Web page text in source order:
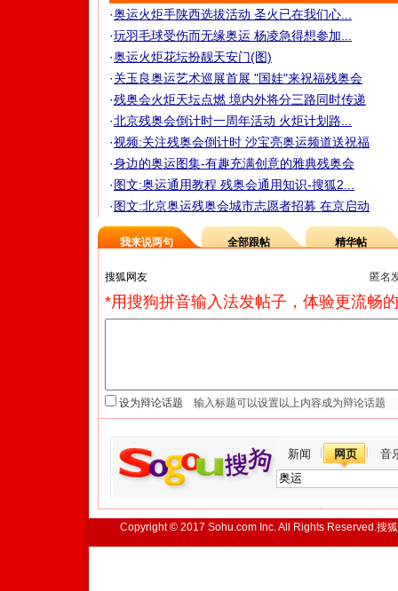
·奥运火炬手陕西选拔活动 圣火已在我们心...
·玩羽毛球受伤而无缘奥运 杨凌急得想参加...
·奥运火炬花坛扮靓天安门(图)
·关玉良奥运艺术巡展首展 "国娃"来祝福残奥会
·残奥会火炬天坛点燃 境内外将分三路同时传递
·北京残奥会倒计时一周年活动 火炬计划路...
·视频:关注残奥会倒计时 沙宝亮奥运频道送祝福
·身边的奥运图集-有趣充满创意的雅典残奥会
·图文:奥运通用教程 残奥会通用知识-搜狐2...
·图文:北京奥运残奥会城市志愿者招募 在京启动
我来说两句 全部跟帖 精华帖
匿名
*用搜狗拼音输入法发帖子，体验更流畅
设为辩论话题
新闻 网页 音
Copyright © 2017 Sohu.com Inc. All Rights Reserved.搜